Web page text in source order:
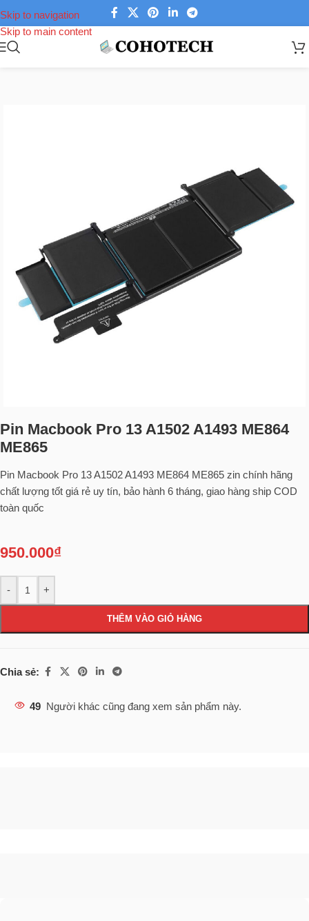
Skip to navigation
Skip to main content
Pin Macbook Pro 13 A1502 A1493 ME864
ME865
Pin Macbook Pro 13 A1502 A1493 ME864 ME865 zin chính hãng
chất lượng tốt giá rẻ uy tín, bảo hành 6 tháng, giao hàng ship COD
toàn quốc
950.000₫
- +
THÊM VÀO GIỎ HÀNG
Chia sẻ:
49 Người khác cũng đang xem sản phẩm này.